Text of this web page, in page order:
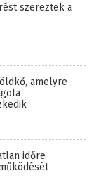
szereztek a
amelyre
időre